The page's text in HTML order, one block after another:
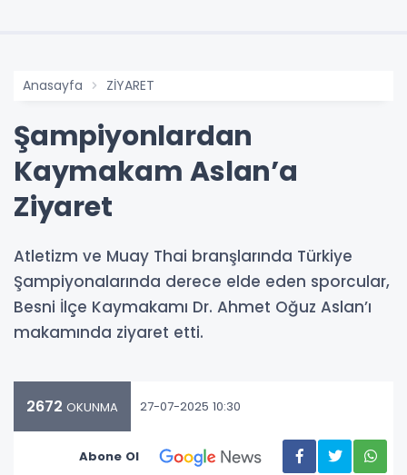
Anasayfa ZİYARET
Şampiyonlardan
Kaymakam Aslan’a
Ziyaret
Atletizm ve Muay Thai branşlarında Türkiye
Şampiyonalarında derece elde eden sporcular,
Besni İlçe Kaymakamı Dr. Ahmet Oğuz Aslan’ı
makamında ziyaret etti.
2672 OKUNMA 27-07-2025 10:30
Abone Ol